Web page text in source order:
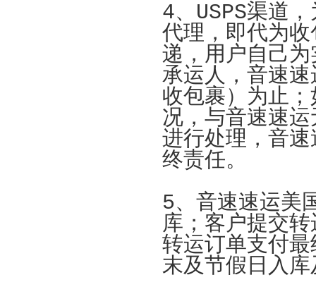
4、USPS渠道
代理，即代为
递，用户自己
承运人，音速
收包裹）为止
况，与音速速
进行处理，音
终责任。
5、音速速运美
库；客户提交
转运订单支付
末及节假日入